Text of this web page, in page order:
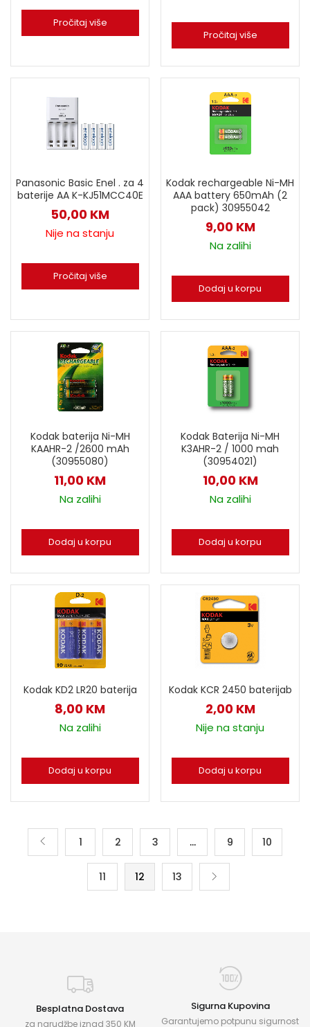
Pročitaj više
Pročitaj više
Panasonic Basic Enel . za 4
baterije AA K-KJ51MCC40E
50,00 KM
Nije na stanju
Pročitaj više
Kodak rechargeable Ni-MH
AAA battery 650mAh (2
pack) 30955042
9,00 KM
Na zalihi
Dodaj u korpu
Kodak baterija Ni-MH
KAAHR-2 /2600 mAh
(30955080)
11,00 KM
Na zalihi
Dodaj u korpu
Kodak Baterija Ni-MH
K3AHR-2 / 1000 mah
(30954021)
10,00 KM
Na zalihi
Dodaj u korpu
Kodak KD2 LR20 baterija
8,00 KM
Na zalihi
Dodaj u korpu
Kodak KCR 2450 baterijab
2,00 KM
Nije na stanju
Dodaj u korpu
1 2 3 … 9 10
11 12 13
Besplatna Dostava
za narudžbe iznad 350 KM
Sigurna Kupovina
Garantujemo potpunu sigurnost